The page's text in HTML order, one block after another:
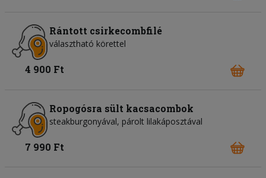
Rántott csirkecombfilé
választható körettel
4 900 Ft
Ropogósra sült kacsacombok
steakburgonyával, párolt lilakáposztával
7 990 Ft